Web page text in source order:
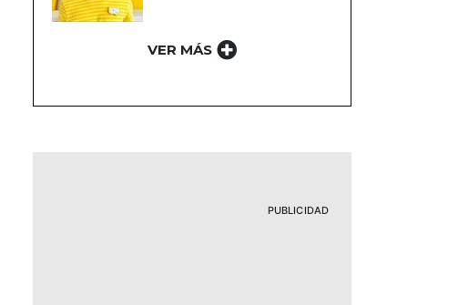
VER MÁS
PUBLICIDAD